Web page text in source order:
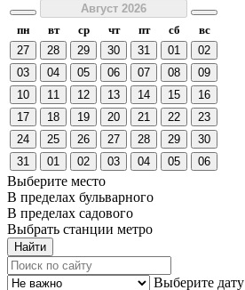
Август 2026
пн
вт ср чт пт сб
вс
27
28 29 30 31 01
02
03
04 05 06 07 08
09
10
11 12 13 14 15
16
17
18 19 20 21 22
23
24
25 26 27 28 29
30
31
01 02 03 04 05 06
Выберите место
В пределах бульварного
В пределах садового
Выбрать станции метро
Выберите дату